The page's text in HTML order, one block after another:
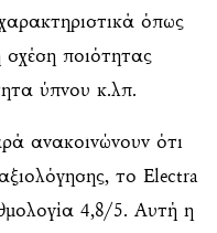
όπως
ποιότητας
ύπνου κ.λπ.
ανακοινώνουν ότι
το Electra
4,8/5. Αυτή η